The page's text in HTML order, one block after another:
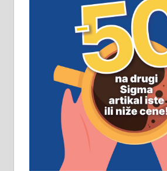
замена. 064/21-63-584
ПОСЛОВНИ
Рудник и флотација
д.о.о. Рудник
помоћника рудара.
Основна школа, пожељно
искуство на истим и
пословима, али не и
услов. Обезбеђен
превоз, исхрана. 032/57-
локал 22